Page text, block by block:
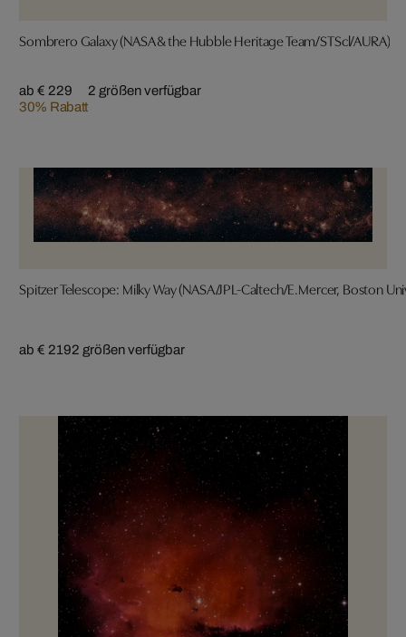
Sombrero Galaxy (NASA & the Hubble Heritage Team/STScl/AURA)
ab € 229
30% Rabatt
2 größen verfügbar
Spitzer Telescope: Milky Way (NASA/JPL-Caltech/E.Mercer, Boston
ab € 2192 größen verfügbar